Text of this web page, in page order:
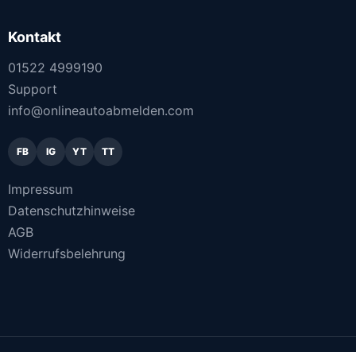
Kontakt
01522 4999190
Support
info@onlineautoabmelden.com
FB IG YT TT
Impressum
Datenschutzhinweise
AGB
Widerrufsbelehrung